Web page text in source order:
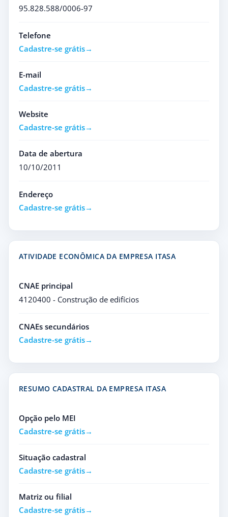
95.828.588/0006-97
Telefone
Cadastre-se grátis
E-mail
Cadastre-se grátis
Website
Cadastre-se grátis
Data de abertura
10/10/2011
Endereço
Cadastre-se grátis
ATIVIDADE ECONÔMICA DA EMPRESA ITASA
CNAE principal
4120400 - Construção de edifícios
CNAEs secundários
Cadastre-se grátis
RESUMO CADASTRAL DA EMPRESA ITASA
Opção pelo MEI
Cadastre-se grátis
Situação cadastral
Cadastre-se grátis
Matriz ou filial
Cadastre-se grátis